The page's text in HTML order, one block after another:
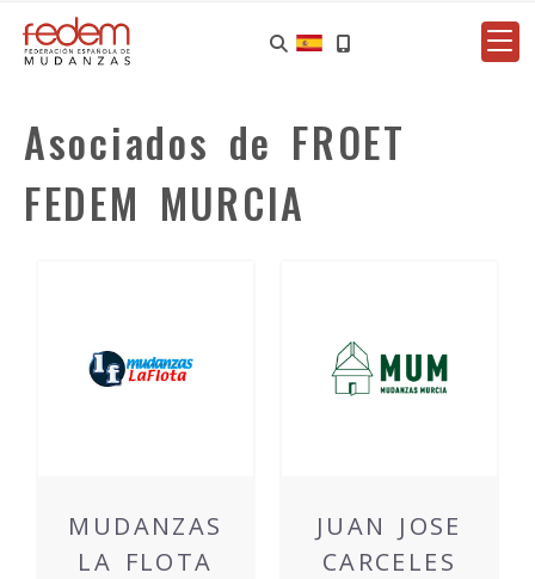
Asociados de FROET
FEDEM MURCIA
MUDANZAS
LA FLOTA
JUAN JOSE
CARCELES